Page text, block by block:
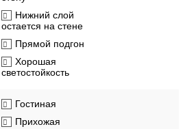
Нижний слой
остается на стене
Прямой подгон
Хорошая
светостойкость
Гостиная
Прихожая